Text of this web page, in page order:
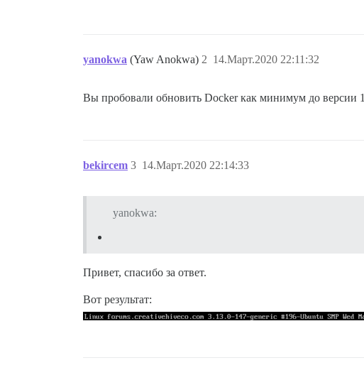
yanokwa (Yaw Anokwa) 14.Март.2020 22:11:32
2
Вы пробовали обновить Docker как минимум до версии
bekircem 14.Март.2020 22:14:33
3
yanokwa:
Привет, спасибо за ответ.
Вот результат: